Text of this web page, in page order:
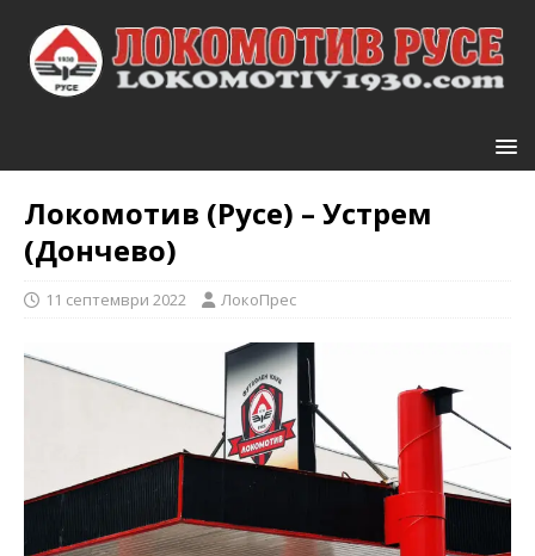
Локомотив (Русе) – Устрем
(Дончево)
11 септември 2022 ЛокоПрес